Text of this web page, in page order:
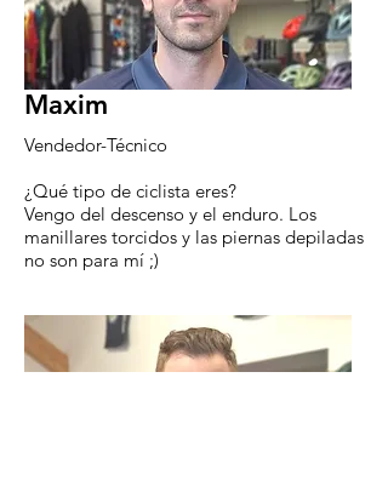
Maxim
Vendedor-Técnico
¿Qué tipo de ciclista eres?
Vengo del descenso y el enduro. Los
manillares torcidos y las piernas depiladas
no son para mí ;)